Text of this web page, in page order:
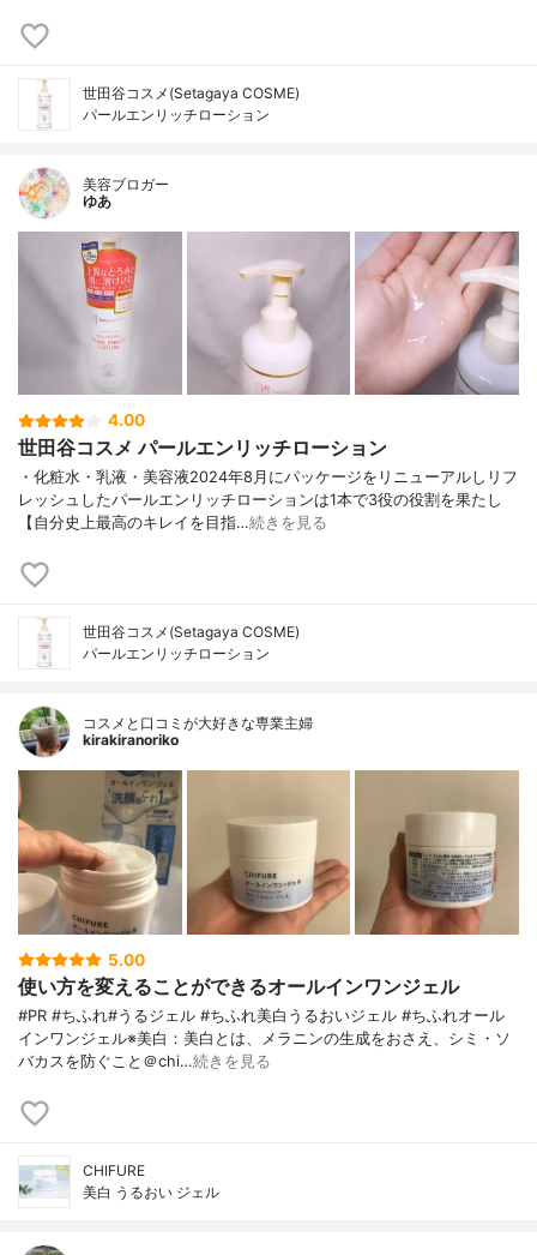
世田谷コスメ(Setagaya COSME)
パールエンリッチローション
美容ブロガー
ゆあ
4.00
世田谷コスメ パールエンリッチローション
・化粧水・乳液・美容液2024年8月にパッケージをリニューアルしリフ
レッシュしたパールエンリッチローションは1本で3役の役割を果たし
【自分史上最高のキレイを目指…続きを見る
世田谷コスメ(Setagaya COSME)
パールエンリッチローション
コスメと口コミが大好きな専業主婦
kirakiranoriko
5.00
使い方を変えることができるオールインワンジェル
#PR #ちふれ#うるジェル #ちふれ美白うるおいジェル #ちふれオール
インワンジェル※美白：美白とは、メラニンの生成をおさえ、シミ・ソ
バカスを防ぐこと＠chi…続きを見る
CHIFURE
美白 うるおい ジェル